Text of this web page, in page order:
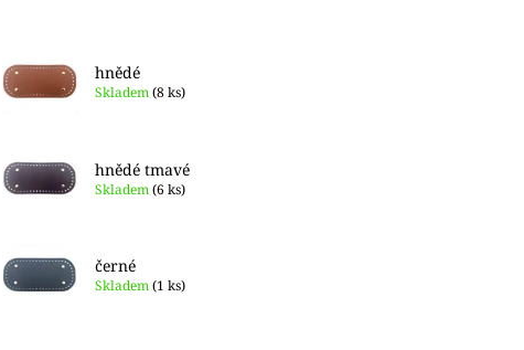
hnědé
Skladem(8 ks)
hnědé tmavé
Skladem(6 ks)
černé
Skladem(1 ks)